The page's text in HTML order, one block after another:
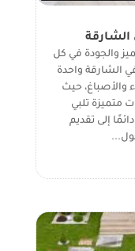
والجودة في كل
الشارقة واحدة
والأصباغ، حيث
متميزة تلبي
إلى تقديم